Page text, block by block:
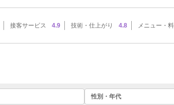
接客サービス 4.9 技術・仕上がり 4.8 メニュー・
性別・年代